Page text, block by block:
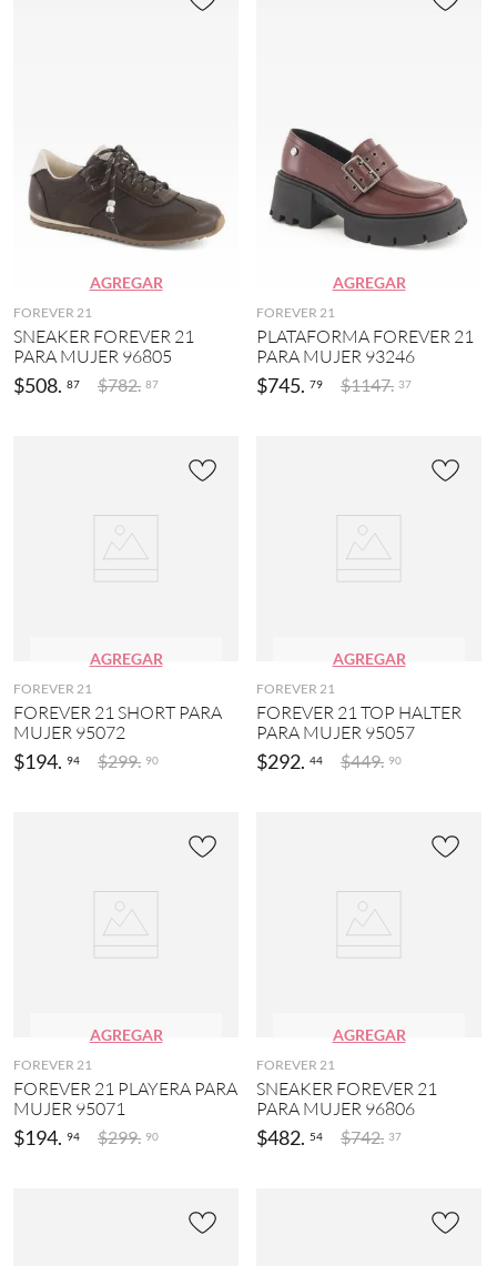
AGREGAR
FOREVER 21
SNEAKER FOREVER 21
PARA MUJER 96805
$508. 87 $782. 87
AGREGAR
FOREVER 21
PLATAFORMA FOREVER 21
PARA MUJER 93246
$745. 79 $1147. 37
AGREGAR
FOREVER 21
FOREVER 21 SHORT PARA
MUJER 95072
$194. 94 $299. 90
AGREGAR
FOREVER 21
FOREVER 21 TOP HALTER
PARA MUJER 95057
$292. 44 $449. 90
AGREGAR
FOREVER 21
FOREVER 21 PLAYERA PARA
MUJER 95071
$194. 94 $299. 90
AGREGAR
FOREVER 21
SNEAKER FOREVER 21
PARA MUJER 96806
$482. 54 $742. 37